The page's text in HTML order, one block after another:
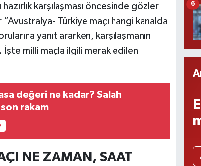
karşılaşması öncesinde gözler
Türkiye maçı hangi kanalda
yanıt ararken, karşılaşmanın
İşte milli maçla ilgili merak edilen
değeri ne kadar? Salah
rakam
NE ZAMAN, SAAT
6